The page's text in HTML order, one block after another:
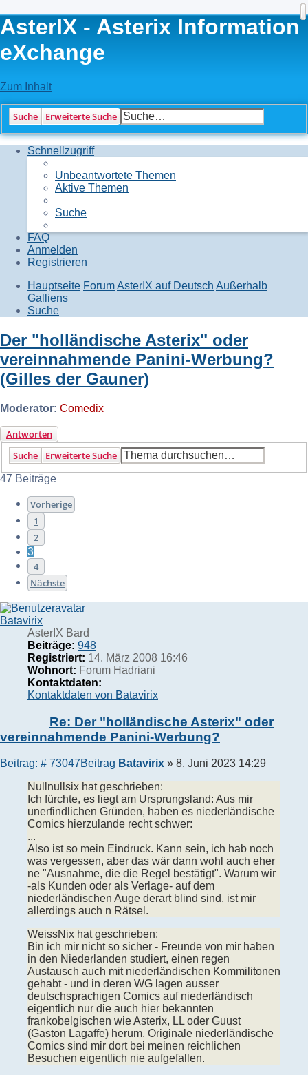
AsterIX - Asterix Information
eXchange
Zum Inhalt
Suche Erweiterte Suche
Schnellzugriff
Unbeantwortete Themen
Aktive Themen
Suche
FAQ
Anmelden
Registrieren
Hauptseite ForumAsterIX auf Deutsch Außerhalb
Galliens
Suche
Der "holländische Asterix" oder
vereinnahmende Panini-Werbung?
(Gilles der Gauner)
Moderator: Comedix
Antworten
Suche
Erweiterte Suche
47 Beiträge
Vorherige
1
2
3
4
Nächste
Batavirix
AsterIX Bard
Beiträge: 948
Registriert: 14. März 2008 16:46
Wohnort: Forum Hadriani
Kontaktdaten:
Kontaktdaten von Batavirix
Re: Der "holländische Asterix" oder
vereinnahmende Panini-Werbung?
Beitrag: # 73047Beitrag Batavirix » 8. Juni 2023 14:29
Nullnullsix hat geschrieben:
Ich fürchte, es liegt am Ursprungsland: Aus mir
unerfindlichen Gründen, haben es niederländische
Comics hierzulande recht schwer:
...
Also ist so mein Eindruck. Kann sein, ich hab noch
was vergessen, aber das wär dann wohl auch eher
ne "Ausnahme, die die Regel bestätigt". Warum wir
-als Kunden oder als Verlage- auf dem
niederländischen Auge derart blind sind, ist mir
allerdings auch n Rätsel.
WeissNix hat geschrieben:
Bin ich mir nicht so sicher - Freunde von mir haben
in den Niederlanden studiert, einen regen
Austausch auch mit niederländischen Kommilitonen
gehabt - und in deren WG lagen ausser
deutschsprachigen Comics auf niederländisch
eigentlich nur die auch hier bekannten
frankobelgischen wie Asterix, LL oder Guust
(Gaston Lagaffe) herum. Originale niederländische
Comics sind mir dort bei meinen reichlichen
Besuchen eigentlich nie aufgefallen.